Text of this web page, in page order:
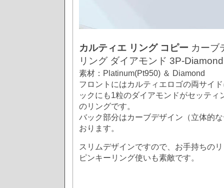
カルティエ リング コピー カーブ
リング ダイアモンド 3P-
素材：Platinum(Pt950) ＆ Diamond
フロントにはカルティエロゴの両サイ
ックにも1粒のダイアモンドがセッティ
のリングです。
バック部分はカーブデザイン（立体的
おります。
スリムデザインですので、お手持ちの
ピンキーリング使いも素敵です。